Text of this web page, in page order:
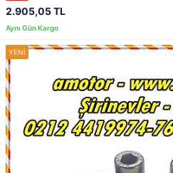
2.905,05 TL